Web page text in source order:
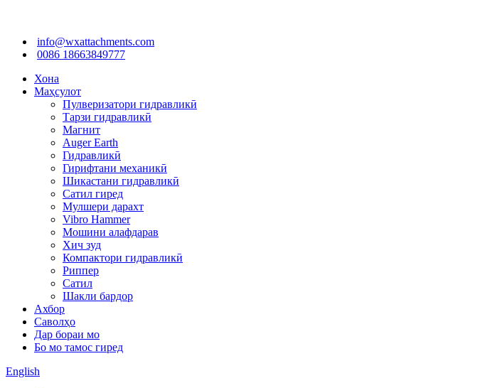
info@wxattachments.com
0086 18663849777
Хона
Маҳсулот
Пулверизатори гидравликӣ
Тарзи гидравликӣ
Магнит
Auger Earth
Гидравликӣ
Гирифтани механикӣ
Шикастани гидравликӣ
Сатил гиред
Мулшери дарахт
Vibro Hammer
Мошини алафдарав
Хич зуд
Компактори гидравликӣ
Риппер
Сатил
Шакли бардор
Ахбор
Саволҳо
Дар бораи мо
Бо мо тамос гиред
English